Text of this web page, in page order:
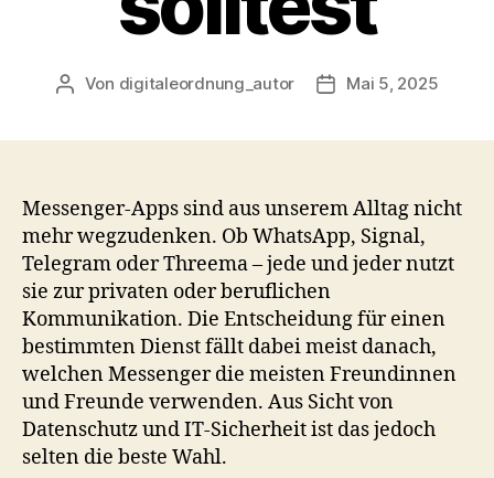
Beitragsautor
Von digitaleordnung_autor Mai 5, 2025
Messenger-Apps sind aus unserem Alltag nicht
mehr wegzudenken. Ob WhatsApp, Signal,
Telegram oder Threema – jede und jeder nutzt
sie zur privaten oder beruflichen
Kommunikation. Die Entscheidung für einen
bestimmten Dienst fällt dabei meist danach,
welchen Messenger die meisten Freundinnen
und Freunde verwenden. Aus Sicht von
Datenschutz und IT-Sicherheit ist das jedoch
selten die beste Wahl.